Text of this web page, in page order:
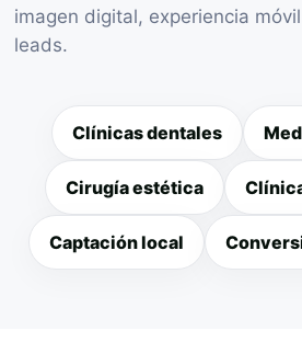
imagen digital, experiencia
leads.
Clínicas dentales
Cirugía estética
Captación local